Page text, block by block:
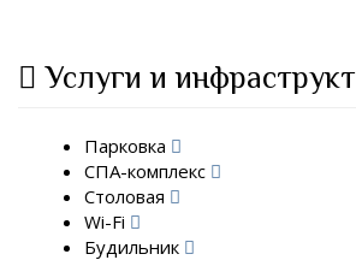
Услуги и
Парковка
СПА-комплекс
Столовая
Wi-Fi
Будильник